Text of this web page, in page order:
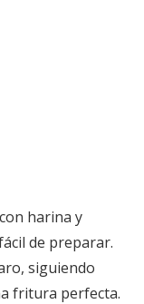
harina y
de preparar.
siguiendo
fritura perfecta.